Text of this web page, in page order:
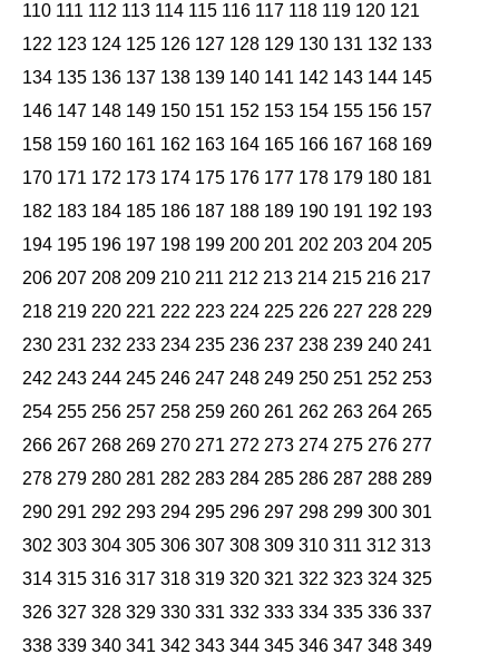
110 111 112 113 114 115 116 117 118 119 120 121
122 123 124 125 126 127 128 129 130 131 132 133
134 135 136 137 138 139 140 141 142 143 144 145
146 147 148 149 150 151 152 153 154 155 156 157
158 159 160 161 162 163 164 165 166 167 168 169
170 171 172 173 174 175 176 177 178 179 180 181
182 183 184 185 186 187 188 189 190 191 192 193
194 195 196 197 198 199 200 201 202 203 204 205
206 207 208 209 210 211 212 213 214 215 216 217
218 219 220 221 222 223 224 225 226 227 228 229
230 231 232 233 234 235 236 237 238 239 240 241
242 243 244 245 246 247 248 249 250 251 252 253
254 255 256 257 258 259 260 261 262 263 264 265
266 267 268 269 270 271 272 273 274 275 276 277
278 279 280 281 282 283 284 285 286 287 288 289
290 291 292 293 294 295 296 297 298 299 300 301
302 303 304 305 306 307 308 309 310 311 312 313
314 315 316 317 318 319 320 321 322 323 324 325
326 327 328 329 330 331 332 333 334 335 336 337
338 339 340 341 342 343 344 345 346 347 348 349